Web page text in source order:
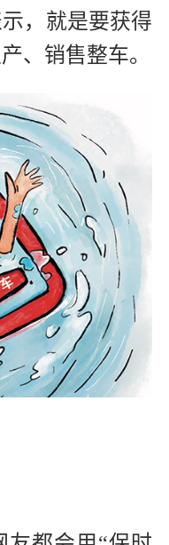
，就是要获得
、销售整车。